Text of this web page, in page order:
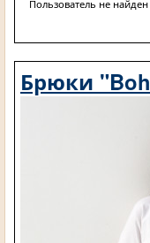
Пользователь не найден
Брюки